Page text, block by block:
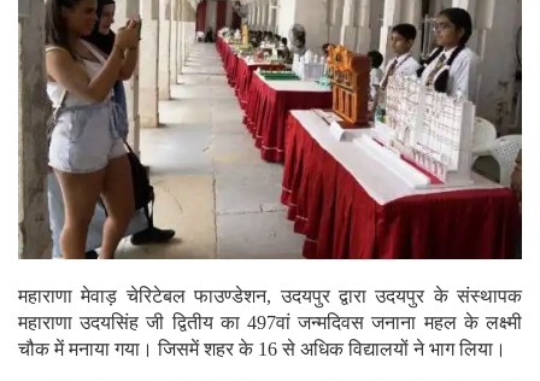
महाराणा मेवाड़ चेरिटेबल फाउण्डेशन, उदयपुर द्वारा उदयपुर के संस्थापक
महाराणा उदयसिंह जी द्वितीय का 497वां जन्मदिवस जनाना महल के लक्ष्मी
चौक में मनाया गया। जिसमें शहर के 16 से अधिक विद्यालयों ने भाग लिया।